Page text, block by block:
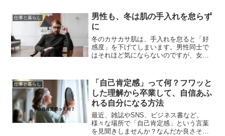
仕事と暮らし
男性も、冬は肌の手入れを怠らず
に
冬のカサカサ肌は、手入れを怠ると「好
感度」を下げてしまいます。男性同士で
はそれほど気にならないのですが、女性
れをしていますが、シニア世代になると
無頓着は人が多いようです。...
仕事と暮らし
「自己肯定感」って何？フワッと
した理解から卒業して、自信あふ
れる自分になる方法
最近、雑誌やSNS、ビジネス書など、
様々な場所で「自己肯定感」という言葉
を見聞きしませんか？なんだか良さそう